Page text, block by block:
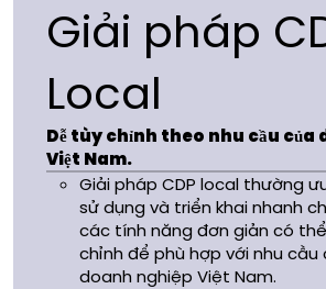
Giải pháp
Local
Dễ tùy chỉnh theo nhu cầu của
Việt Nam.
Giải pháp CDP local thường
sử dụng và triển khai nhanh
các tính năng đơn giản có
chỉnh để phù hợp với nhu cầu
doanh nghiệp Việt Nam.